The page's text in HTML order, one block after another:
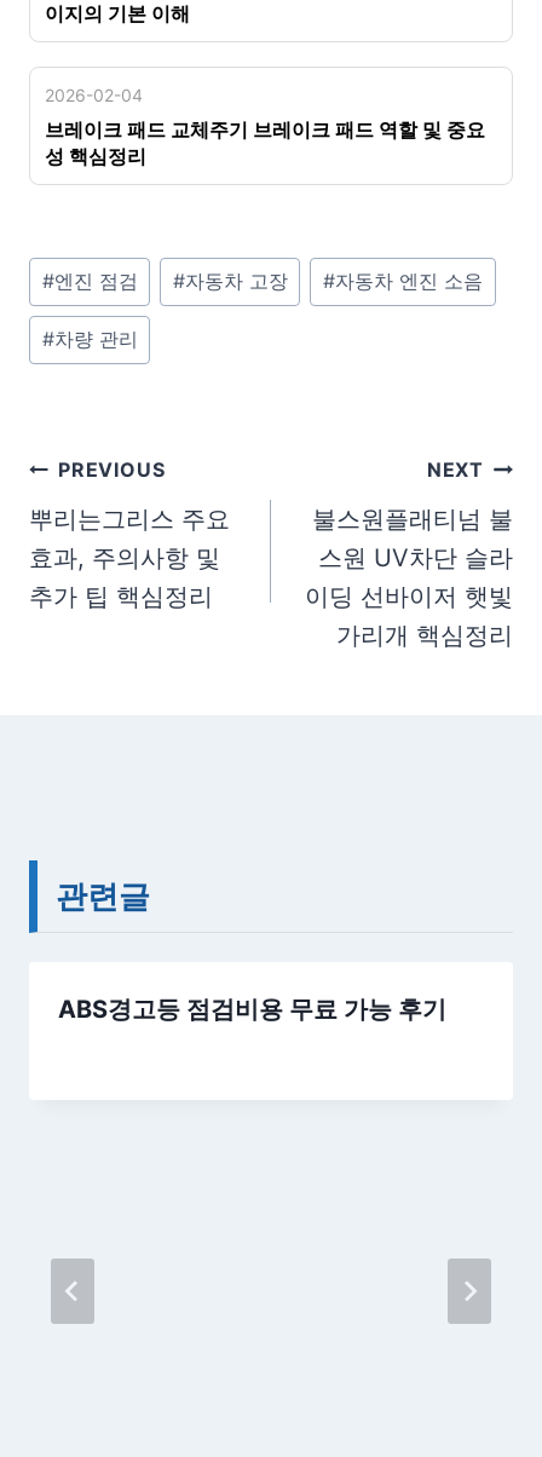
이지의 기본 이해
2026-02-04
브레이크 패드 교체주기 브레이크 패드 역할 및 중요
성 핵심정리
P
o
a
:
#엔진 점검 #자동차 고장 #자동차 엔진 소음
#차량 관리
글
탐
색
PREVIOUS
뿌리는그리스 주요
효과, 주의사항 및
추가 팁 핵심정리
NEXT
불스원플래티넘 불
스원 UV차단 슬라
이딩 선바이저 햇빛
가리개 핵심정리
관련글
ABS경고등 점검비용 무료 가능 후기